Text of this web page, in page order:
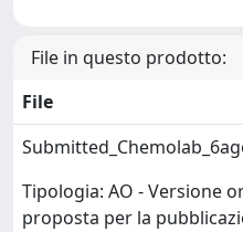
File in questo prodotto:
File
Tipologia: AO - Versione
proposta per la